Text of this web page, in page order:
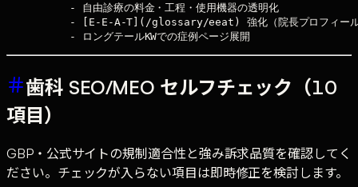
          - 自由診療の料金・工程・使用機器の透明化
- [E-E-A-T](/glossary/eeat) 強化（院長プロフィール
歯科 SEO/MEO セルフチェック（10
項目）
GBP・公式サイトの規制適合性と強み訴求品質を確認してく
ださい。チェックが入らない項目は即時修正を検討します。